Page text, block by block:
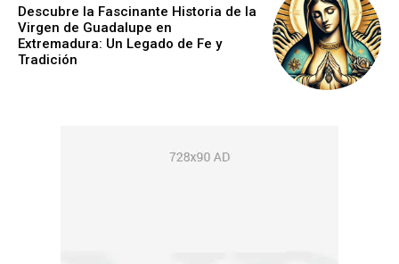
Descubre la Fascinante Historia de la
Virgen de Guadalupe en
Extremadura: Un Legado de Fe y
Tradición